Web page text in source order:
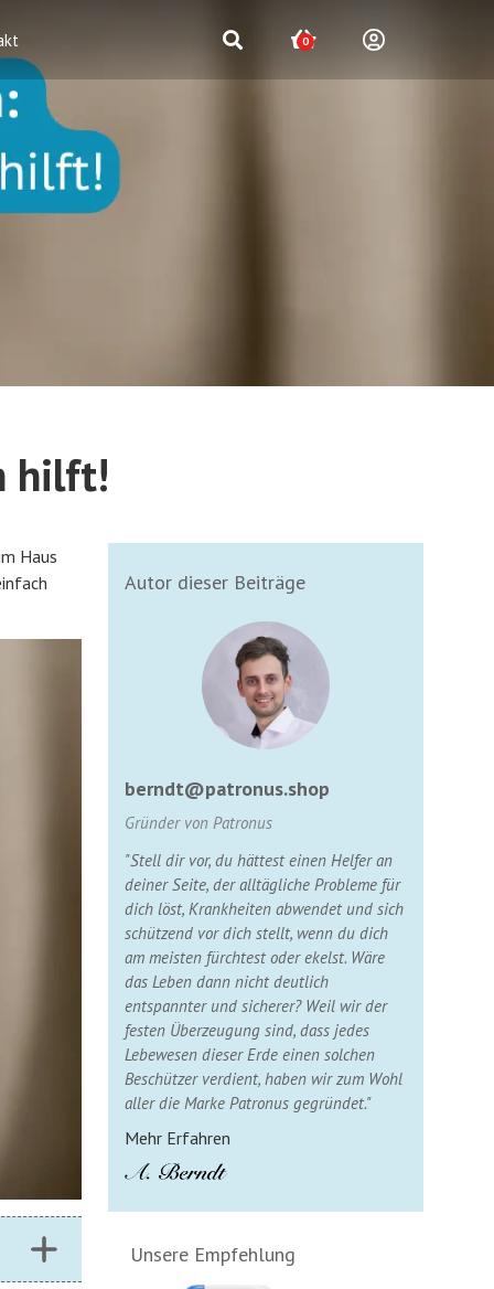
0
hilft!
Haus
Autor dieser Beiträge
berndt@patronus.shop
Gründer von Patronus
"Stell dir vor, du hättest einen Helfer an
deiner Seite, der alltägliche Probleme für
dich löst, Krankheiten abwendet und sich
schützend vor dich stellt, wenn du dich
am meisten fürchtest oder ekelst. Wäre
das Leben dann nicht deutlich
entspannter und sicherer? Weil wir der
festen Überzeugung sind, dass jedes
Lebewesen dieser Erde einen solchen
Beschützer verdient, haben wir zum Wohl
aller die Marke Patronus gegründet."
Mehr Erfahren
Unsere Empfehlung